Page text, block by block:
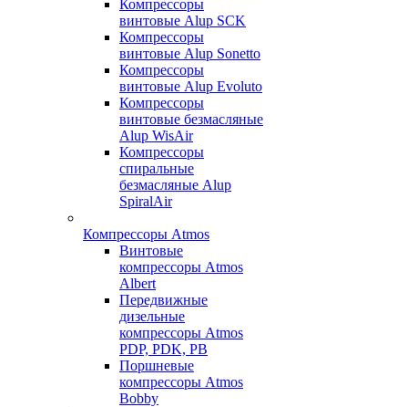
Компрессоры
винтовые Alup SCK
Компрессоры
винтовые Alup Sonetto
Компрессоры
винтовые Alup Evoluto
Компрессоры
винтовые безмасляные
Alup WisAir
Компрессоры
спиральные
безмасляные Alup
SpiralAir
Компрессоры Atmos
Винтовые
компрессоры Atmos
Albert
Передвижные
дизельные
компрессоры Atmos
PDP, PDK, PB
Поршневые
компрессоры Atmos
Bobby